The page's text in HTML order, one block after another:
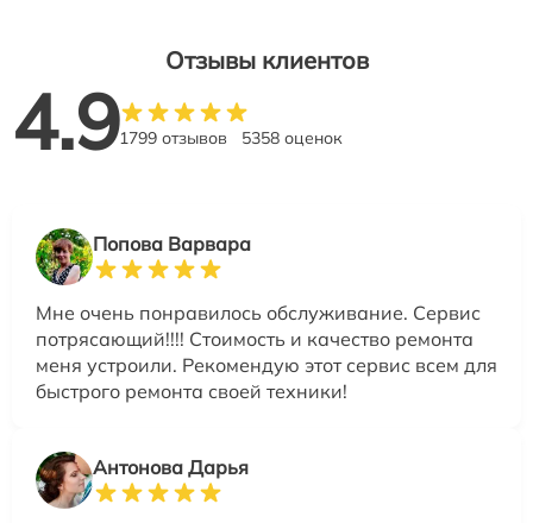
Отзывы клиентов
4.91799 отзывов 5358 оценок
Попова Варвара
Мне очень понравилось обслуживание. Сервис
потрясающий!!!! Стоимость и качество ремонта
меня устроили. Рекомендую этот сервис всем для
быстрого ремонта своей техники!
Антонова Дарья